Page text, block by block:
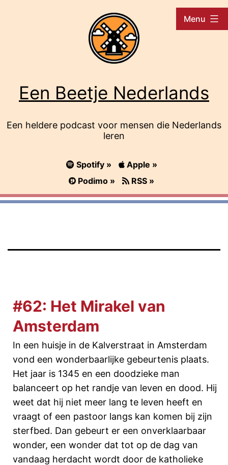
Een Beetje Nederlands
Een heldere podcast voor mensen die Nederlands
leren
Spotify »
Apple »
Podimo »
RSS »
Menu
#62: Het Mirakel van
Amsterdam
In een huisje in de Kalverstraat in Amsterdam
vond een wonderbaarlijke gebeurtenis plaats.
Het jaar is 1345 en een doodzieke man
balanceert op het randje van leven en dood. Hij
weet dat hij niet meer lang te leven heeft en
vraagt of een pastoor langs kan komen bij zijn
sterfbed. Dan gebeurt er een onverklaarbaar
wonder, een wonder dat tot op de dag van
vandaag herdacht wordt door de katholieke